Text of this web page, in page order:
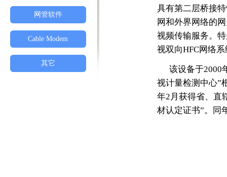
网管软件
Cable Modem
其它
具有第二层桥接
网和外界网络的
视频传输服务。
视双向HFC网络
该设备于2000
视计量检测中心”
年2月获得省、直
材认定证书”。同